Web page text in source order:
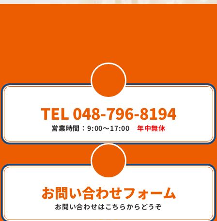
TEL 048-796-8194
営業時間：9:00～17:00 年中無休
お問い合わせフォーム
お問い合わせはこちらからどうぞ